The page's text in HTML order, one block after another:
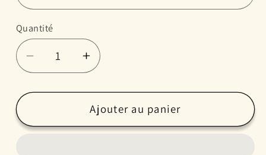
Quantité
Réduire
la
quantité
Bol
Augmenter
la
quantité
de
Bol
Ajouter au panier